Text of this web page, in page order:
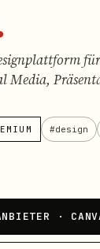
für
Media,
#design
·